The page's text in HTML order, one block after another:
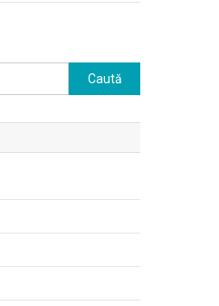
Caută
după: